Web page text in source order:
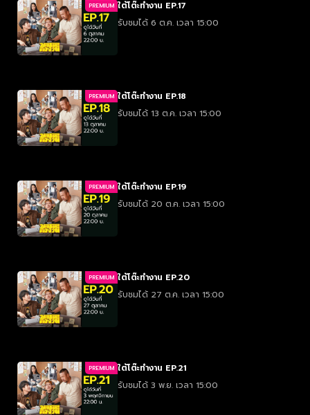
PREMIUM ใต้โต๊ะทำงาน EP.17
รับชมได้ 6 ต.ค. เวลา 15:00
PREMIUM ใต้โต๊ะทำงาน EP.18
รับชมได้ 13 ต.ค. เวลา 15:00
PREMIUM ใต้โต๊ะทำงาน EP.19
รับชมได้ 20 ต.ค. เวลา 15:00
PREMIUM ใต้โต๊ะทำงาน EP.20
รับชมได้ 27 ต.ค. เวลา 15:00
PREMIUM ใต้โต๊ะทำงาน EP.21
รับชมได้ 3 พ.ย. เวลา 15:00